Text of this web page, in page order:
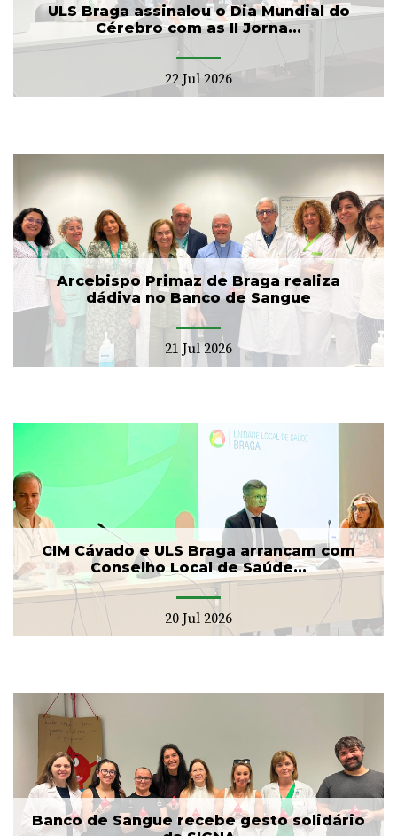
ULS Braga assinalou o Dia Mundial do
Cérebro com as II Jorna...
22 Jul 2026
Arcebispo Primaz de Braga realiza
dádiva no Banco de Sangue
21 Jul 2026
CIM Cávado e ULS Braga arrancam com
Conselho Local de Saúde...
20 Jul 2026
Banco de Sangue recebe gesto solidário